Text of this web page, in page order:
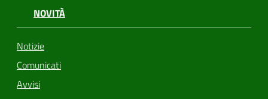
NOVITÀ
Notizie
Comunicati
Avvisi